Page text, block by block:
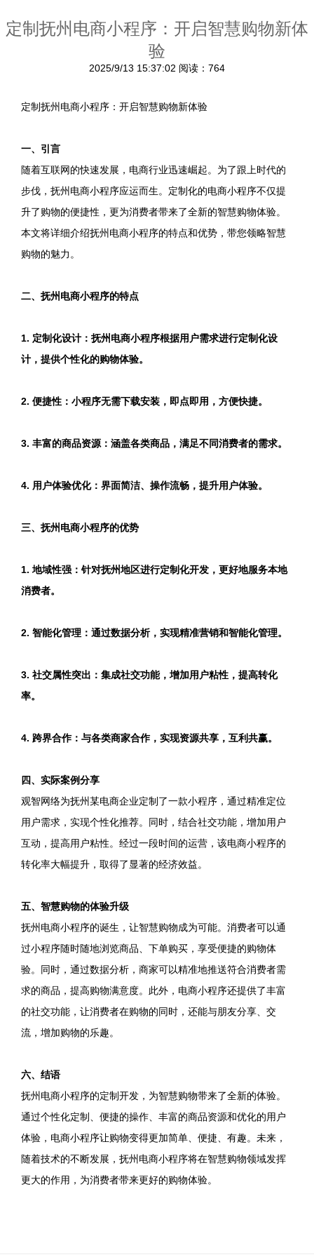
定制抚州电商小程序：开启智慧购物新体
验
2025/9/13 15:37:02 阅读：764
定制抚州电商小程序：开启智慧购物新体验
一、引言
随着互联网的快速发展，电商行业迅速崛起。为了跟上时代的
步伐，抚州电商小程序应运而生。定制化的电商小程序不仅提
升了购物的便捷性，更为消费者带来了全新的智慧购物体验。
本文将详细介绍抚州电商小程序的特点和优势，带您领略智慧
购物的魅力。
二、抚州电商小程序的特点
1. 定制化设计：抚州电商小程序根据用户需求进行定制化设
计，提供个性化的购物体验。
2. 便捷性：小程序无需下载安装，即点即用，方便快捷。
3. 丰富的商品资源：涵盖各类商品，满足不同消费者的需求。
4. 用户体验优化：界面简洁、操作流畅，提升用户体验。
三、抚州电商小程序的优势
1. 地域性强：针对抚州地区进行定制化开发，更好地服务本地
消费者。
2. 智能化管理：通过数据分析，实现精准营销和智能化管理。
3. 社交属性突出：集成社交功能，增加用户粘性，提高转化
率。
4. 跨界合作：与各类商家合作，实现资源共享，互利共赢。
四、实际案例分享
观智网络为抚州某电商企业定制了一款小程序，通过精准定位
用户需求，实现个性化推荐。同时，结合社交功能，增加用户
互动，提高用户粘性。经过一段时间的运营，该电商小程序的
转化率大幅提升，取得了显著的经济效益。
五、智慧购物的体验升级
抚州电商小程序的诞生，让智慧购物成为可能。消费者可以通
过小程序随时随地浏览商品、下单购买，享受便捷的购物体
验。同时，通过数据分析，商家可以精准地推送符合消费者需
求的商品，提高购物满意度。此外，电商小程序还提供了丰富
的社交功能，让消费者在购物的同时，还能与朋友分享、交
流，增加购物的乐趣。
六、结语
抚州电商小程序的定制开发，为智慧购物带来了全新的体验。
通过个性化定制、便捷的操作、丰富的商品资源和优化的用户
体验，电商小程序让购物变得更加简单、便捷、有趣。未来，
随着技术的不断发展，抚州电商小程序将在智慧购物领域发挥
更大的作用，为消费者带来更好的购物体验。